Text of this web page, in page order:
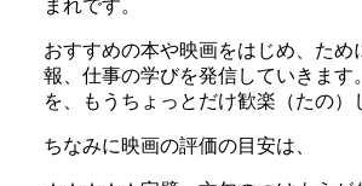
まれです。
おすすめの本や映画をはじめ、ため
報、仕事の学びを発信していきます
を、もうちょっとだけ歓楽（たの）
ちなみに映画の評価の目安は、